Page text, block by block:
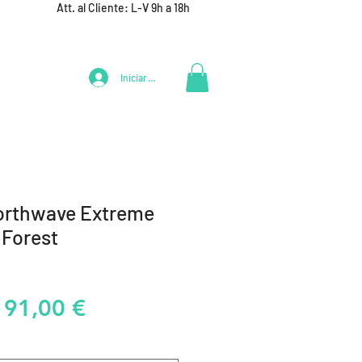
Att. al Cliente: L-V 9h a 18h
Iniciar Sesión
Extreme
Precio
91,00 €Precio